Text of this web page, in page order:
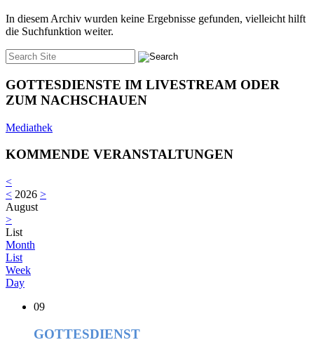
In diesem Archiv wurden keine Ergebnisse gefunden, vielleicht hilft
die Suchfunktion weiter.
Suche
nach:
GOTTESDIENSTE IM LIVESTREAM ODER
ZUM NACHSCHAUEN
Mediathek
KOMMENDE VERANSTALTUNGEN
<
< 2026 >
August
>
List
Month
List
Week
Day
09
GOTTESDIENST